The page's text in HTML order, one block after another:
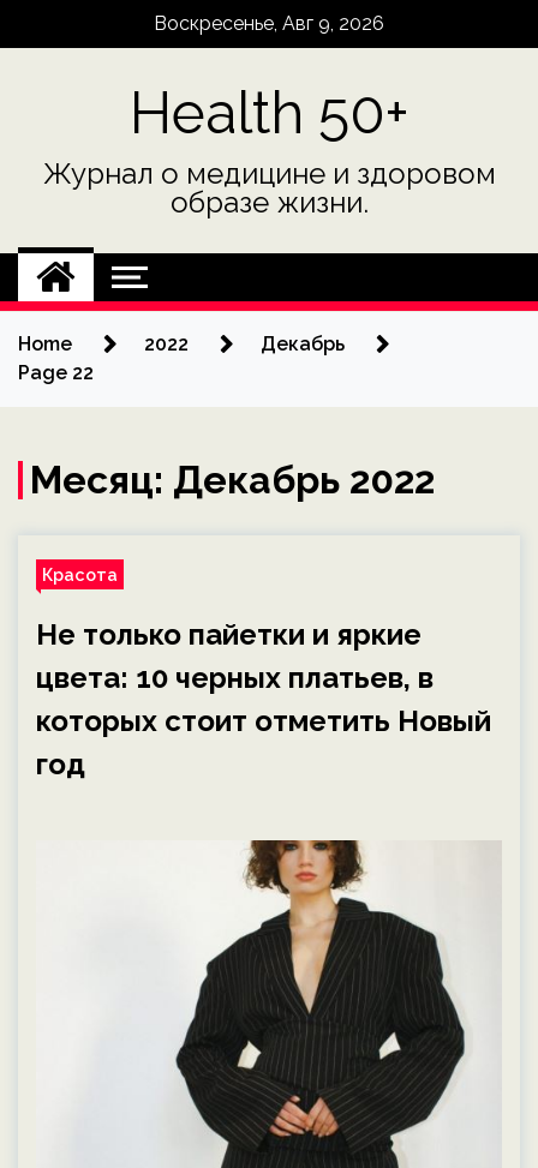
Воскресенье, Авг 9, 2026
Health 50+
Журнал о медицине и здоровом
образе жизни.
Home 2022
Декабрь
Page 22
Месяц: Декабрь 2022
Красота
Не только пайетки и яркие
цвета: 10 черных платьев, в
которых стоит отметить Новый
год